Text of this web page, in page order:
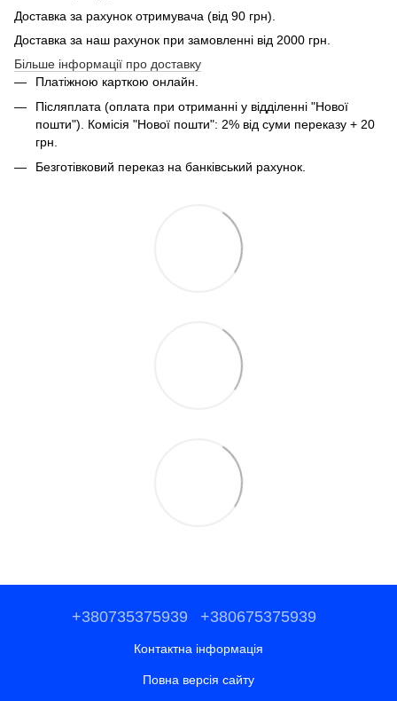
Доставка за рахунок отримувача (від 90 грн).
Доставка за наш рахунок при замовленні від 2000 грн.
Більше інформації про доставку
Платіжною карткою онлайн.
Післяплата (оплата при отриманні у відділенні "Нової
пошти"). Комісія "Нової пошти": 2% від суми переказу + 20
грн.
Безготівковий переказ на банківський рахунок.
+380735375939 +380675375939
Контактна інформація
Повна версія сайту